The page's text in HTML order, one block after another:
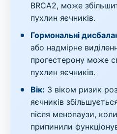
BRCA2, може
пухлин яєчників.
Гормональні
або надмірне
прогестерону може
пухлин яєчників.
Вік: З віком ризик
яєчників
після менопаузи,
припинили